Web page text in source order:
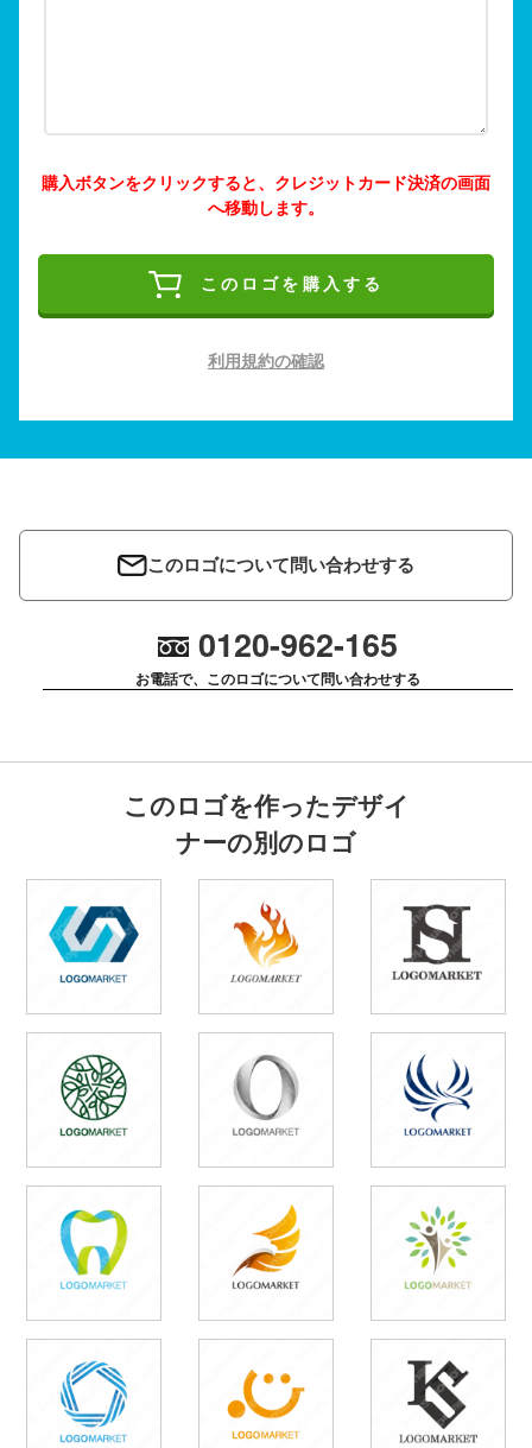
購入ボタンをクリックすると、クレジットカード決済の画面
へ移動します。
このロゴを購入する
利用規約の確認
このロゴについて問い合わせする
0120-962-165
お電話で、このロゴについて問い合わせする
このロゴを作ったデザイ
ナーの別のロゴ